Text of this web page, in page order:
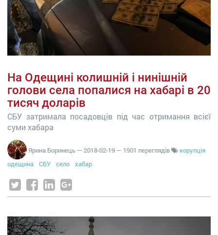
На Одещині колишній і нинішній
голови села попалися на хабарі в 20
тисяч доларів
СБУ затримала посадовців під час отримання всієї
суми хабара
Ярина Боринець — 2018-02-19 — 1901 переглядів
корупція
одещина
СБУ село хабар